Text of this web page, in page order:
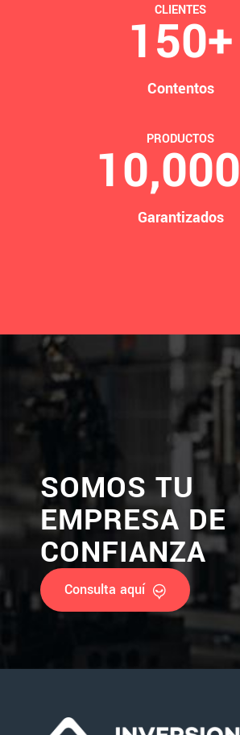
CLIENTES
Contentos
150+
PRODUCTOS
Garantizados
10,000
SOMOS TU
EMPRESA DE
CONFIANZA
Consulta aquí